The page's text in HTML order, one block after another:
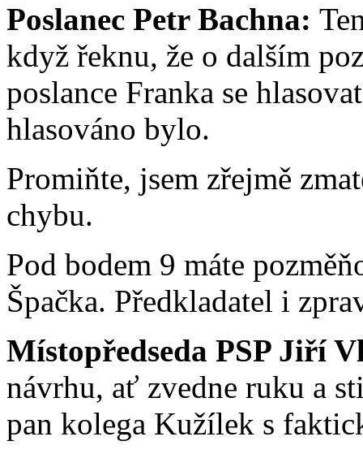
Poslanec Petr Bachna:
když řeknu, že o dalším
poslance Franka se
hlasováno bylo.
Promiňte, jsem zřejmě
chybu.
Pod bodem 9 máte
Špačka. Předkladatel i
Místopředseda PSP Jiří
návrhu, ať zvedne ruku a
pan kolega Kužílek s